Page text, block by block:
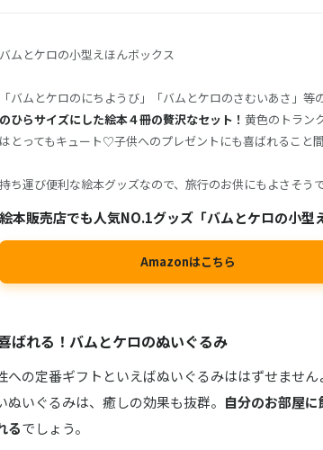
バムとケロの小型えほんボックス
「バムとケロのにちようび」「バムとケロのさむいあさ」等の
のひらサイズにした絵本４冊の贅沢なセット！ 黄色のトラン
はとってもキュート♡子供へのプレゼントにも喜ばれること間
持ち運び便利な絵本グッズなので、旅行のお供にもよさそうで
絵本販売店でも人気NO.1グッズ「バムとケロの小型
Amazonはこちら
ばれる！バムとケロのぬいぐるみ
への定番ギフトといえばぬいぐるみははずせませ
いぐるみは、癒しの効果も抜群。 自分のお部屋
るでしょう。